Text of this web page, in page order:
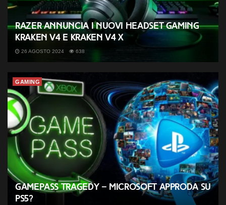
Razer annuncia i nuovi headset gaming
Kraken V4 e Kraken V4 X
26 AGOSTO 2024 638
GAMING
GamePass tragedy – Microsoft approda su
PS5?